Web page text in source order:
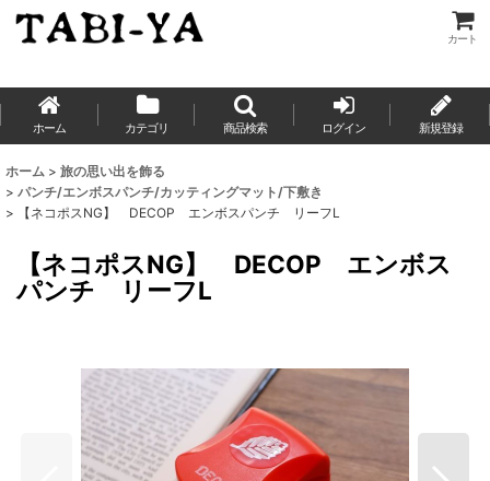
カート
ホーム カテゴリ 商品検索 ログイン 新規登録
ホーム > 旅の思い出を飾る
> パンチ/エンボスパンチ/カッティングマット/下敷き
>
【ネコポスNG】 DECOP エンボスパンチ リーフL
【ネコポスNG】 DECOP エンボス
パンチ リーフL